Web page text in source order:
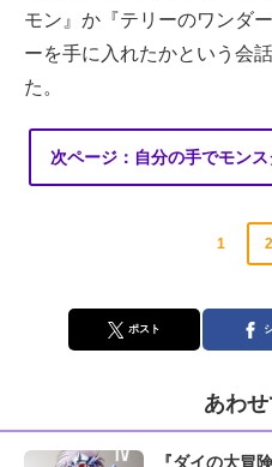
モン』か『テリーのワンダ
ーを手に入れたかという会
た。
次ページ：自分の手でモン
1 2
ポスト
あわ
『ダイの大冒